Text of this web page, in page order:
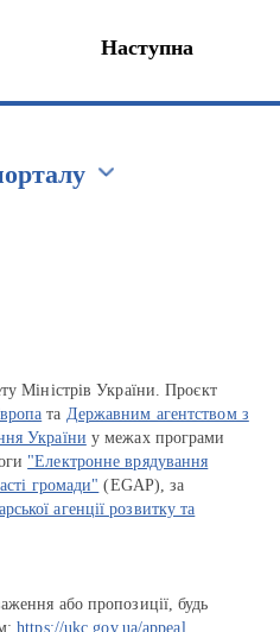
Наступна
Міністрів України. Проєкт
та Державним агентством з
України у межах програми
"Електронне врядування
громади" (EGAP), за
агенції розвитку та
або пропозиції, будь
https://ukc.gov.ua/appeal